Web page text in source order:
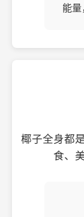
能量
椰子全身都
食、